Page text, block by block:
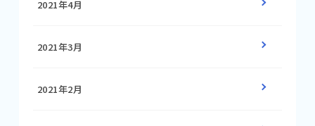
2021年4月
2021年3月
2021年2月